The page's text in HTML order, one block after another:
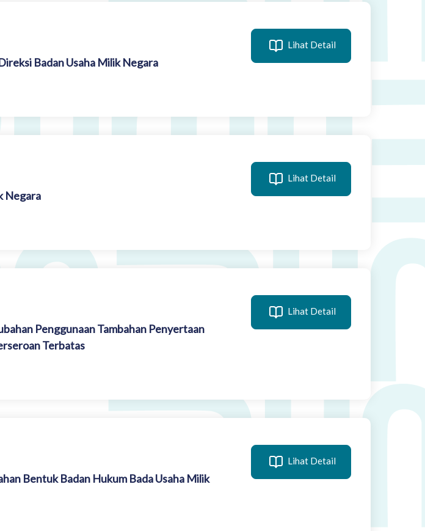
Badan Usaha Milik Negara
Lihat Detail
Negara
Lihat Detail
Penggunaan Tambahan Penyertaan
Terbatas
Lihat Detail
Bentuk Badan Hukum Bada Usaha Milik
Lihat Detail